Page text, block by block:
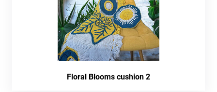
Floral Blooms cushion 2